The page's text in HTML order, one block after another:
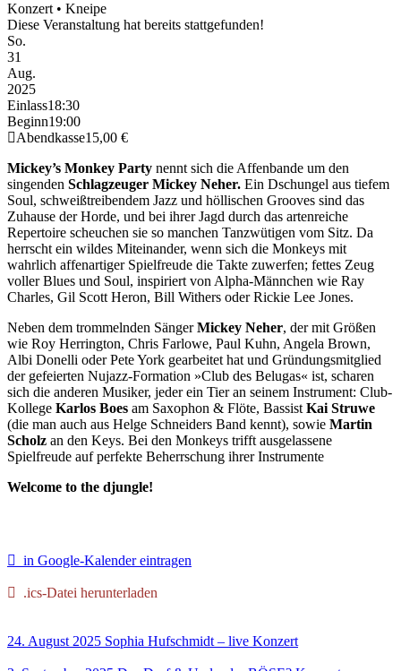
Konzert • Kneipe
Diese Veranstaltung hat bereits stattgefunden!
So.
31
Aug.
2025
Einlass18:30
Beginn19:00
Abendkasse15,00 €
Mickey’s Monkey Party nennt sich die Affenbande um den
singenden Schlagzeuger Mickey Neher. Ein Dschungel aus tiefem
Soul, schweißtreibendem Jazz und höllischen Grooves sind das
Zuhause der Horde, und bei ihrer Jagd durch das artenreiche
Repertoire scheuchen sie so manchen Tanzwütigen vom Sitz. Da
herrscht ein wildes Miteinander, wenn sich die Monkeys mit
wahrlich affenartiger Spielfreude die Takte zuwerfen; fettes Zeug
voller Blues und Soul, inspiriert von Alpha-Männchen wie Ray
Charles, Gil Scott Heron, Bill Withers oder Rickie Lee Jones.
Neben dem trommelnden SängerMickey Neher, der mit Größen
wie Roy Herrington, Chris Farlowe, Paul Kuhn, Angela Brown,
Albi Donelli oder Pete York gearbeitet hat und Gründungsmitglied
der gefeierten Nujazz-Formation »Club des Belugas« ist, scharen
sich die anderen Musiker, jeder ein Tier an seinem Instrument: Club-
Kollege Karlos Boes am Saxophon & Flöte, BassistKai Struwe
(die man auch aus Helge Schneiders Band kennt), sowie Martin
Scholz an den Keys. Bei den Monkeys trifft ausgelassene
Spielfreude auf perfekte Beherrschung ihrer Instrumente
Welcome to the djungle!
in Google-Kalender eintragen
.ics-Datei herunterladen
24. August 2025 Sophia Hufschmidt – live Konzert